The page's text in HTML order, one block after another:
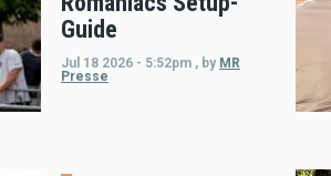
Guide
Jul 18 2026 - 5:52pm , by MR
Presse